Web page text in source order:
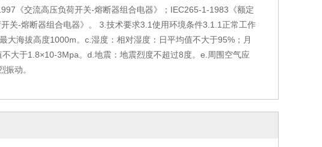
《交流高压负荷开关-熔断器组合电器》；IEC265-1-1983《额定
关-熔断器组合电器》。 3.技术要求3.1使用环境条件3.1.1正常工作
海拔高度1000m。c.湿度：相对湿度：日平均值不大于95%；月
大于1.8×10-3Mpa。d.地震：地震烈度不超过8度。e.周围空气应
动。